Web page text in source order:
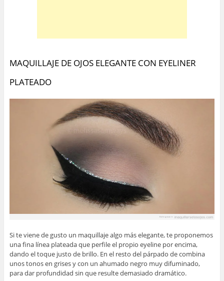
MAQUILLAJE DE OJOS ELEGANTE CON EYELINER
PLATEADO
Si te viene de gusto un maquillaje algo más elegante, te proponemos
una fina línea plateada que perfile el propio eyeline por encima,
dando el toque justo de brillo. En el resto del párpado de combina
unos tonos en grises y con un ahumado negro muy difuminado,
para dar profundidad sin que resulte demasiado dramático.